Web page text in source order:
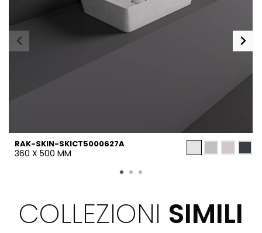
RAK-SKIN-SKICT5000627A
360 X 500 MM
COLLEZIONI SIMILI